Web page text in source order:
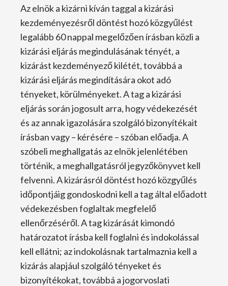
Az elnök a kizárni kíván taggal a kizárási
kezdeményezésről döntést hozó közgyűlést
legalább 60 nappal megelőzően írásban közli a
kizárási eljárás megindulásának tényét, a
kizárást kezdeményező kilétét, továbbá a
kizárási eljárás megindítására okot adó
tényeket, körülményeket. A tag a kizárási
eljárás során jogosult arra, hogy védekezését
és az annak igazolására szolgáló bizonyítékait
írásban vagy – kérésére – szóban előadja. A
szóbeli meghallgatás az elnök jelenlétében
történik, a meghallgatásról jegyzőkönyvet kell
felvenni. A kizárásról döntést hozó közgyűlés
időpontjáig gondoskodni kell a tag által előadott
védekezésben foglaltak megfelelő
ellenőrzéséről. A tag kizárását kimondó
határozatot írásba kell foglalni és indokolással
kell ellátni; az indokolásnak tartalmaznia kell a
kizárás alapjául szolgáló tényeket és
bizonyítékokat, továbbá a jogorvoslati